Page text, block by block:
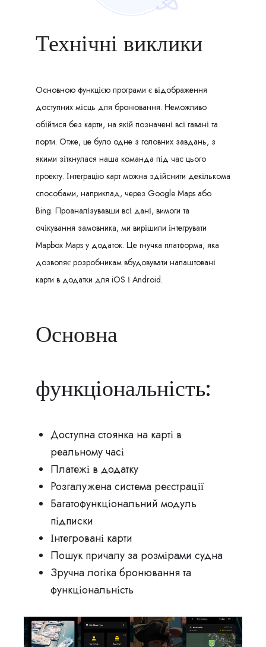
Технічні виклики
Основною функцією програми є відображення
доступних місць для бронювання. Неможливо
обійтися без карти, на якій позначені всі гавані та
порти. Отже, це було одне з головних завдань, з
якими зіткнулася наша команда під час цього
проекту. Інтеграцію карт можна здійснити декількома
способами, наприклад, через Google Maps або
Bing. Проаналізувавши всі дані, вимоги та
очікування замовника, ми вирішили інтегрувати
Mapbox Maps у додаток. Це гнучка платформа, яка
дозволяє розробникам вбудовувати налаштовані
карти в додатки для iOS і Android.
Основна
функціональність:
Доступна стоянка на карті в
реальному часі
Платежі в додатку
Розгалужена система реєстрації
Багатофункціональний модуль
підписки
Інтегровані карти
Пошук причалу за розмірами судна
Зручна логіка бронювання та
функціональність